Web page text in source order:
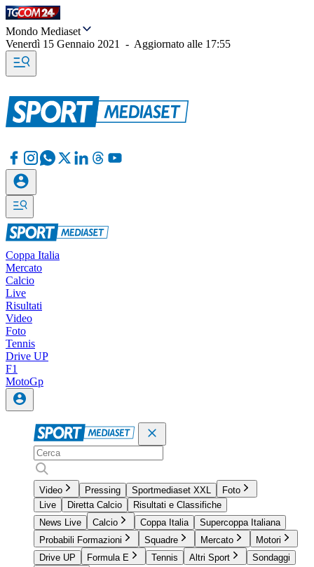
Mondo Mediaset
Venerdì 15 Gennaio 2021
- Aggiornato alle 17:55
Coppa Italia
Mercato
Calcio
Live
Risultati
Video
Foto
Tennis
Drive UP
F1
MotoGp
Video Pressing Sportmediaset XXL
Foto
Live
Diretta Calcio
Risultati e Classifiche
News Live
Calcio Coppa Italia
Supercoppa Italiana
Probabili Formazioni
Squadre Mercato
Motori
Drive UP
Formula E Tennis Altri Sport
Sondaggi